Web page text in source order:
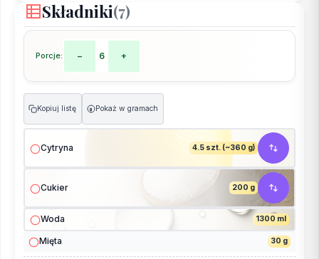
Składniki(7)
Porcje: − 6 +
Kopiuj listę g Pokaż w gramach
Cytryna 4.5 szt. (~360 g)
Cukier 200 g
Woda 1300 ml
Mięta 30 g